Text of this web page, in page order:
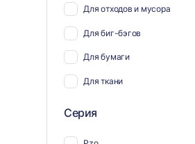
Для отходов и мусора
Для биг-бэгов
Для бумаги
Для ткани
Серия